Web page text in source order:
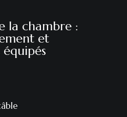
la chambre :
et